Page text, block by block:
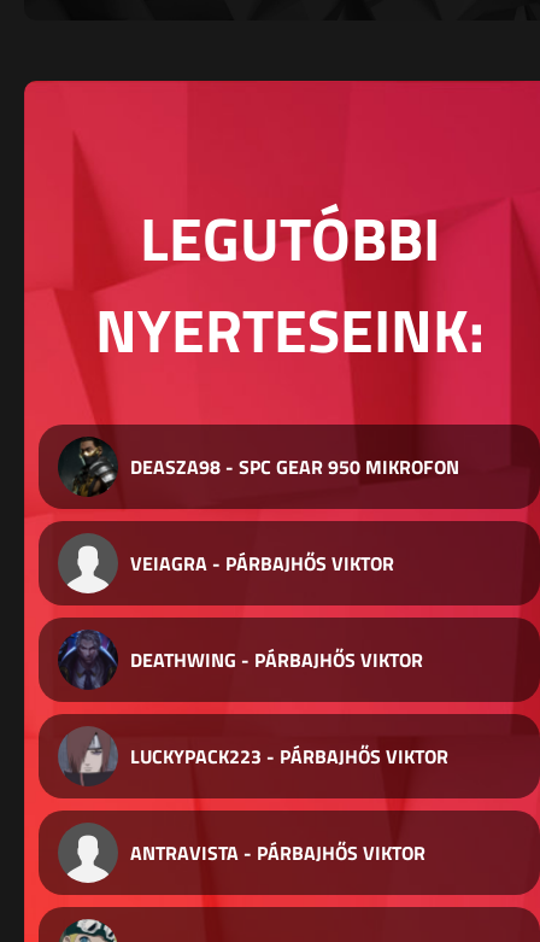
LEGUTÓBBI
NYERTESEINK:
DEASZA98 - SPC GEAR 950 MIKROFON
VEIAGRA - PÁRBAJHŐS VIKTOR
DEATHWING - PÁRBAJHŐS VIKTOR
LUCKYPACK223 - PÁRBAJHŐS VIKTOR
ANTRAVISTA - PÁRBAJHŐS VIKTOR